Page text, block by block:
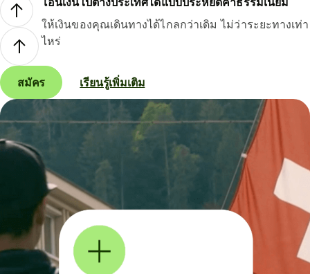
ให้เงินของคุณเดินทางได้ไกลกว่าเดิม ไม่ว่าระยะทางเท่า
ไหร่
สมัคร เรียนรู้เพิ่มเติม